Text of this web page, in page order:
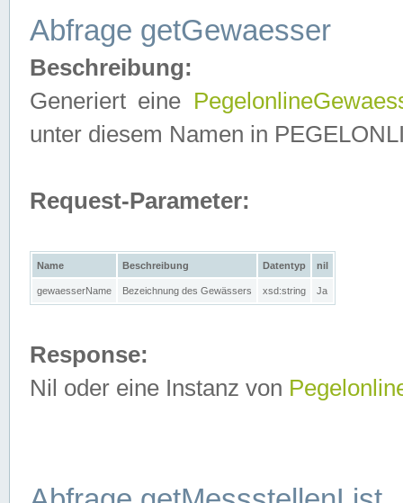
Abfrage getGewaesser
Beschreibung:
Generiert eine
unter diesem Namen in
Request-Parameter:
Name Beschreibung Datentyp nil
gewaesserName Bezeichnung des Gewässers xsd:string Ja
Response:
Nil oder eine Instanz von